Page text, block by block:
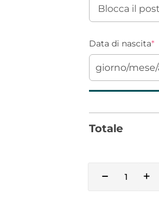
Data di nascita*
Totale